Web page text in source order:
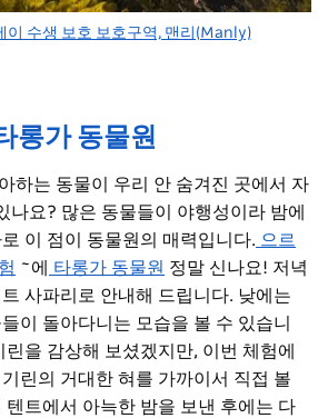
이 수생 보호 보호구역, 맨리(Manly)
롱가 동물원
하는 동물이 우리 안 숨겨진 곳에서 자
나요? 많은 동물들이 야행성이라 밤에
이 점이 동물원의 매력입니다. 으르
~에 타롱가 동물원 정말 신나요! 저녁
사파리로 안내해 드립니다. 낮에는
이 돌아다니는 모습을 볼 수 있습니
을 감상해 보셨겠지만, 이번 체험에
린의 거대한 혀를 가까이서 직접 볼
텐트에서 아늑한 밤을 보낸 후에는 다